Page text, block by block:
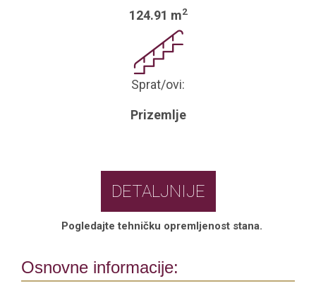
124.91 m2
Sprat/ovi:
Prizemlje
DETALJNIJE
Pogledajte tehničku opremljenost stana.
Osnovne informacije: